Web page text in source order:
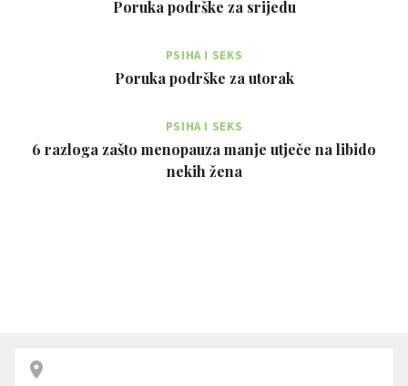
Poruka podrške za srijedu
PSIHA I SEKS
Poruka podrške za utorak
PSIHA I SEKS
6 razloga zašto menopauza manje utječe na libido
nekih žena